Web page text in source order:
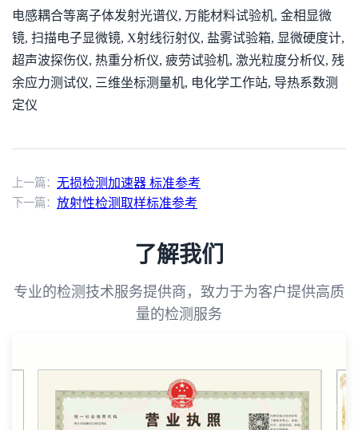
电感耦合等离子体发射光谱仪, 万能材料试验机, 金相显微
镜, 扫描电子显微镜, X射线衍射仪, 盐雾试验箱, 显微硬度计,
超声波探伤仪, 热重分析仪, 疲劳试验机, 激光粒度分析仪, 残
余应力测试仪, 三维坐标测量机, 电化学工作站, 导热系数测
定仪
上一篇： 无损检测加速器 标准参考
下一篇： 放射性检测取样标准参考
了解我们
专业的检测技术服务提供商，致力于为客户提供高质
量的检测服务